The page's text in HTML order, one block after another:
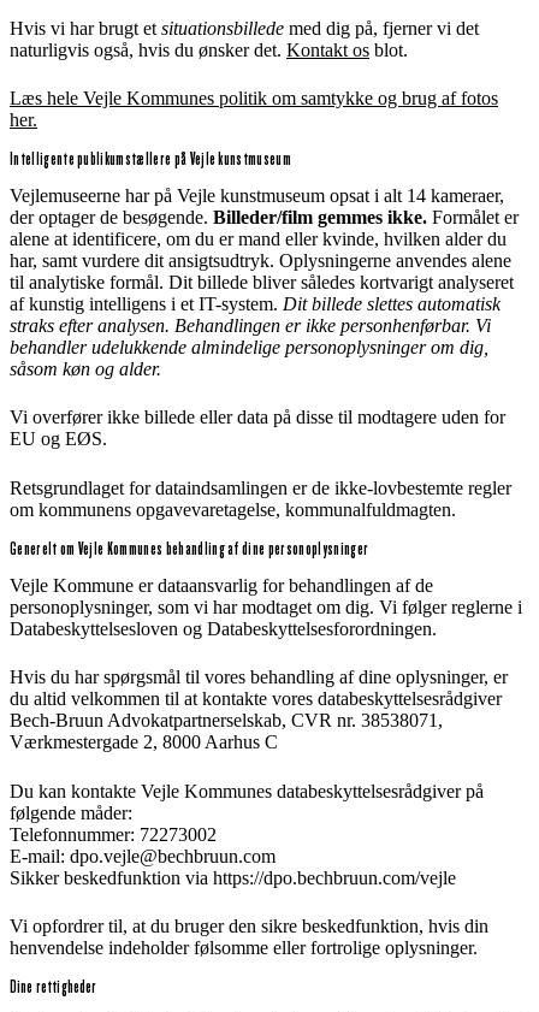
Hvis vi har brugt et situationsbillede med dig på, fjerner vi det
naturligvis også, hvis du ønsker det. Kontakt os blot.
Læs hele Vejle Kommunes politik om samtykke og brug af fotos
her.
Intelligente publikumstællere på Vejle kunstmuseum
Vejlemuseerne har på Vejle kunstmuseum opsat i alt 14 kameraer,
der optager de besøgende. Billeder/film gemmes ikke. Formålet er
alene at identificere, om du er mand eller kvinde, hvilken alder du
har, samt vurdere dit ansigtsudtryk. Oplysningerne anvendes alene
til analytiske formål. Dit billede bliver således kortvarigt analyseret
af kunstig intelligens i et IT-system. Dit billede slettes automatisk
straks efter analysen. Behandlingen er ikke personhenførbar. Vi
behandler udelukkende almindelige personoplysninger om dig,
såsom køn og alder.
Vi overfører ikke billede eller data på disse til modtagere uden for
EU og EØS.
Retsgrundlaget for dataindsamlingen er de ikke-lovbestemte regler
om kommunens opgavevaretagelse, kommunalfuldmagten.
Generelt om Vejle Kommunes behandling af dine personoplysninger
Vejle Kommune er dataansvarlig for behandlingen af de
personoplysninger, som vi har modtaget om dig. Vi følger reglerne i
Databeskyttelsesloven og Databeskyttelsesforordningen.
Hvis du har spørgsmål til vores behandling af dine oplysninger, er
du altid velkommen til at kontakte vores databeskyttelsesrådgiver
Bech-Bruun Advokatpartnerselskab, CVR nr. 38538071,
Værkmestergade 2, 8000 Aarhus C
Du kan kontakte Vejle Kommunes databeskyttelsesrådgiver på
følgende måder:
Telefonnummer: 72273002
E-mail: dpo.vejle@bechbruun.com
Sikker beskedfunktion via https://dpo.bechbruun.com/vejle
Vi opfordrer til, at du bruger den sikre beskedfunktion, hvis din
henvendelse indeholder følsomme eller fortrolige oplysninger.
Dine rettigheder